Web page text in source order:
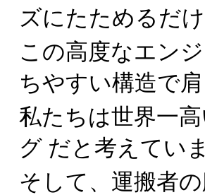
ズにたためるだ
この高度なエン
ちやすい構造で
私たちは世界一
グ だと考えてい
そして、運搬者